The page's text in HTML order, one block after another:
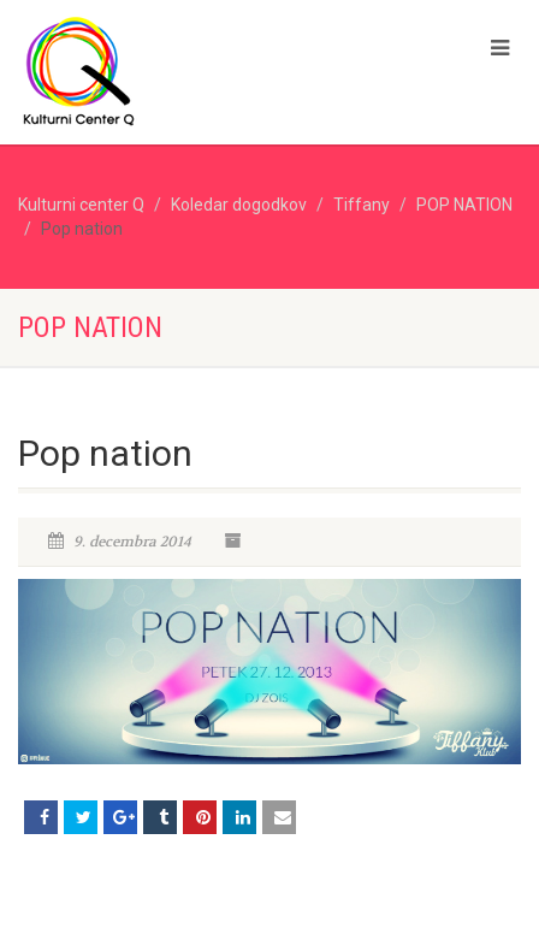
Kulturni center Q Koledar dogodkov Tiffany
POP NATION
Pop nation
POP NATION
Pop nation
9. decembra 2014